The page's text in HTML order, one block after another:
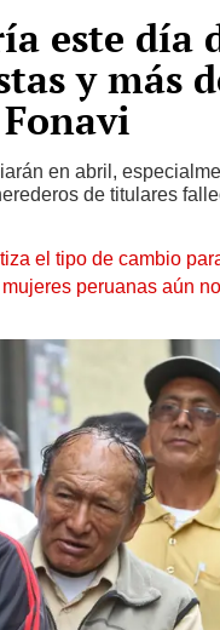
este día
y más
en abril,
de titulares
el tipo de cambio
peruanas aún